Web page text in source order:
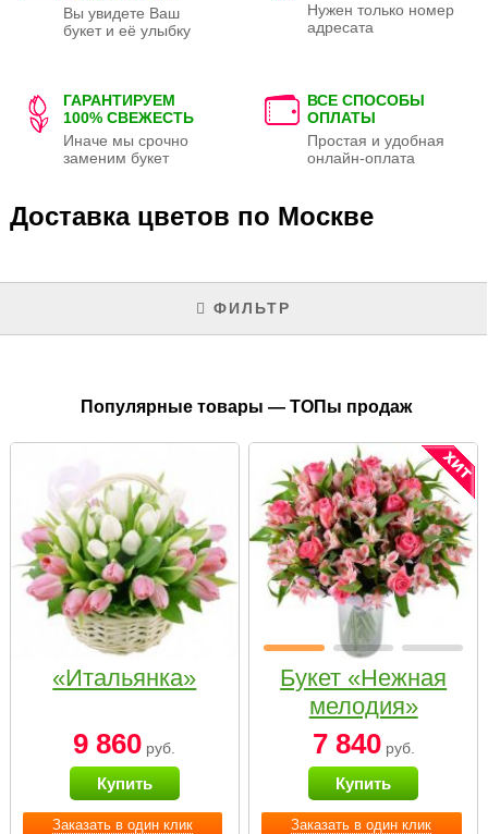
Вы увидете Ваш
букет и её улыбку
Нужен только номер
адресата
ГАРАНТИРУЕМ
100% СВЕЖЕСТЬ
Иначе мы срочно
заменим букет
ВСЕ СПОСОБЫ
ОПЛАТЫ
Простая и удобная
онлайн-оплата
Доставка цветов по Москве
ФИЛЬТР
Популярные товары — ТОПы продаж
Заказать в один клик
«Итальянка»
9 860 руб.
Купить
Заказать в один клик
Букет «Нежная
мелодия»
7 840руб.
Купить